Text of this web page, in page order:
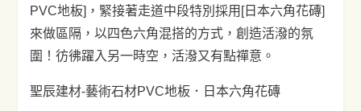
PVC地板]，緊接著走道中段特別採用[日本六角花磚]
來做區隔，以四色六角混搭的方式，創造活潑的氛
圍！彷彿躍入另一時空，活潑又有點禪意。
聖辰建材-藝術石材PVC地板．日本六角花磚